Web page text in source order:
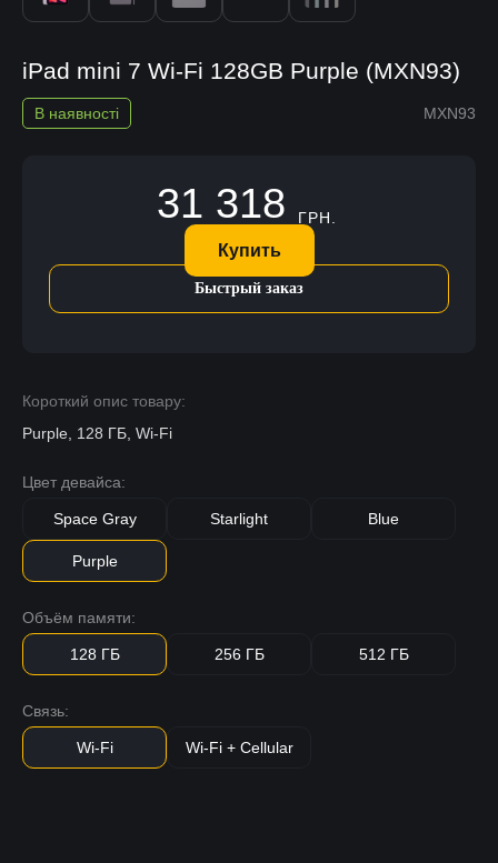
iPad mini 7 Wi-Fi 128GB Purple (MXN93)
MXN93
В наявності
Короткий опис товару:
Purple, 128 ГБ, Wi-Fi
Цвет девайса:
Space Gray Starlight Blue
Purple
Объём памяти:
128 ГБ 256 ГБ 512 ГБ
Связь:
Wi-Fi Wi-Fi + Cellular
31 318 ГРН.
Купить
Быстрый заказ